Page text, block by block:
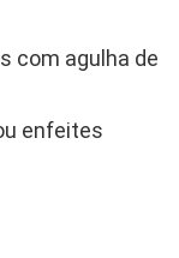
com agulha de
enfeites